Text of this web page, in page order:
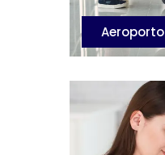
Aeroporto